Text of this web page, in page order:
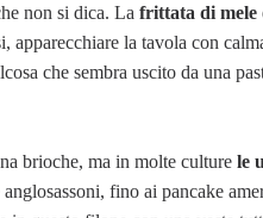
non si dica. La frittata di mele
la tavola con
che sembra uscito da una
brioche, ma in molte culture le
fino ai pancake